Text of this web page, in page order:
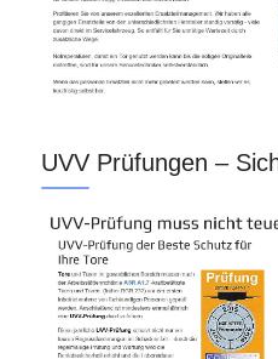
UVV Prüfungen –